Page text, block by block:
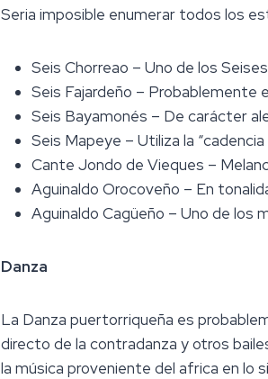
Seria imposible enumerar todos los
Seis Chorreao – Uno de los
Seis Fajardeño – Probablemente
Seis Bayamonés – De carácter
Seis Mapeye – Utiliza la
Cante Jondo de Vieques –
Aguinaldo Orocoveño – En
Aguinaldo Cagüeño – Uno de los
Danza
La Danza puertorriqueña es
directo de la contradanza y otros
la música proveniente del africa en lo